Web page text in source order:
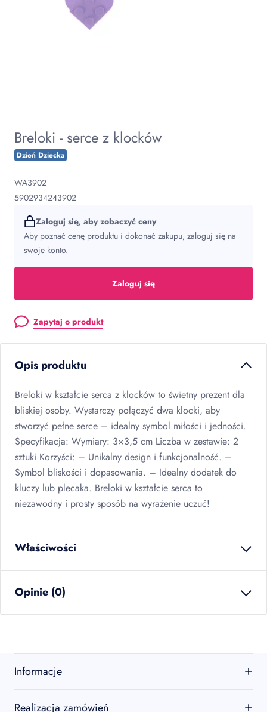
Breloki - serce z klocków
Dzień Dziecka
WA3902
5902934243902
Zaloguj się, aby zobaczyć ceny
Aby poznać cenę produktu i dokonać zakupu, zaloguj się na
swoje konto.
Zaloguj się
Zapytaj o produkt
Opis produktu
Breloki w kształcie serca z klocków to świetny prezent dla
bliskiej osoby. Wystarczy połączyć dwa klocki, aby
stworzyć pełne serce – idealny symbol miłości i jedności.
Specyfikacja: Wymiary: 3×3,5 cm Liczba w zestawie: 2
sztuki Korzyści: – Unikalny design i funkcjonalność. –
Symbol bliskości i dopasowania. – Idealny dodatek do
kluczy lub plecaka. Breloki w kształcie serca to
niezawodny i prosty sposób na wyrażenie uczuć!
Właściwości
ilość w opakowaniu
zbiorczym
Opinie (0)
Bądź pierwszą osobą, która podzieli się opinią o tym
produkcie!
Oceń produkt
Informacje
O firmie
Realizacja zamówień